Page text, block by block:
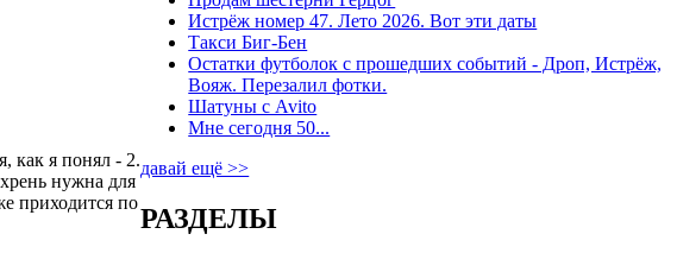
как я понял - 2.
нужна для
приходится по
Истрёж номер 47. Лето 2026. Вот эти даты
Такси Биг-Бен
Остатки футболок с прошедших событий - Дроп, Истрёж,
Вояж. Перезалил фотки.
Шатуны с Avito
Мне сегодня 50...
давай ещё >>
РАЗДЕЛЫ